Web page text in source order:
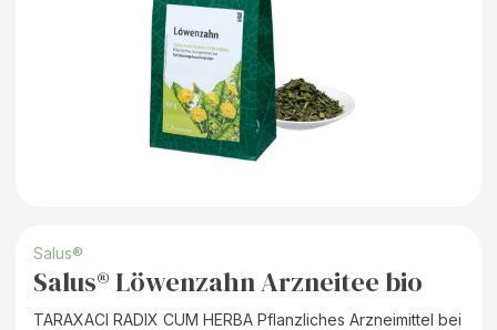
Salus®
Salus® Löwenzahn Arzneitee bio
TARAXACI RADIX CUM HERBA Pflanzliches Arzneimittel bei